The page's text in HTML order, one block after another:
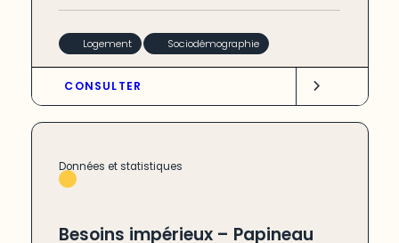
Logement Sociodémographie
CONSULTER
Données et statistiques
Besoins impérieux – Papineau